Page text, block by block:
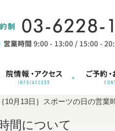
｛10月13日｝スポーツの日の営業
間について